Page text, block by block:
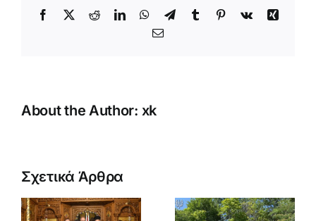
Facebook
X RedditLinkedInWhatsApp
TelegramTumblr Pinterest
Vk
Xing
Email
About the Author: xk
Σχετικά Άρθρα
Δημοτικού
(B’
Μεγάλη